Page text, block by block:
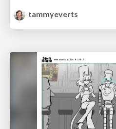
tammyeverts